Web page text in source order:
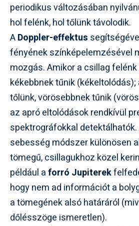
periodikus változásában
hol felénk, hol tőlünk távolodik.
ADoppler-effektus
fényének színképelemzésével
mozgás. Amikor a csillag
kékebbnek tűnik
tőlünk, vörösebbnek tűnik
az apró eltolódások rendkívül
spektrográfokkal detektálhatók.
sebesség módszer különösen
tömegű, csillagukhoz közel
például aforró Jupiterek
hogy nem ad információt a
a tömegének alsó határáról
dőlésszöge ismeretlen).